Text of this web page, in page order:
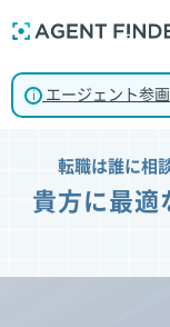
i エージェント参
転職は誰に相
貴方に最適